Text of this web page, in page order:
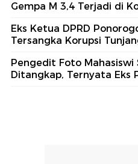
Gempa M 3,4 Terjadi di
Eks Ketua DPRD
Tersangka Korupsi
Pengedit Foto Mahasiswi
Ditangkap, Ternyata Eks